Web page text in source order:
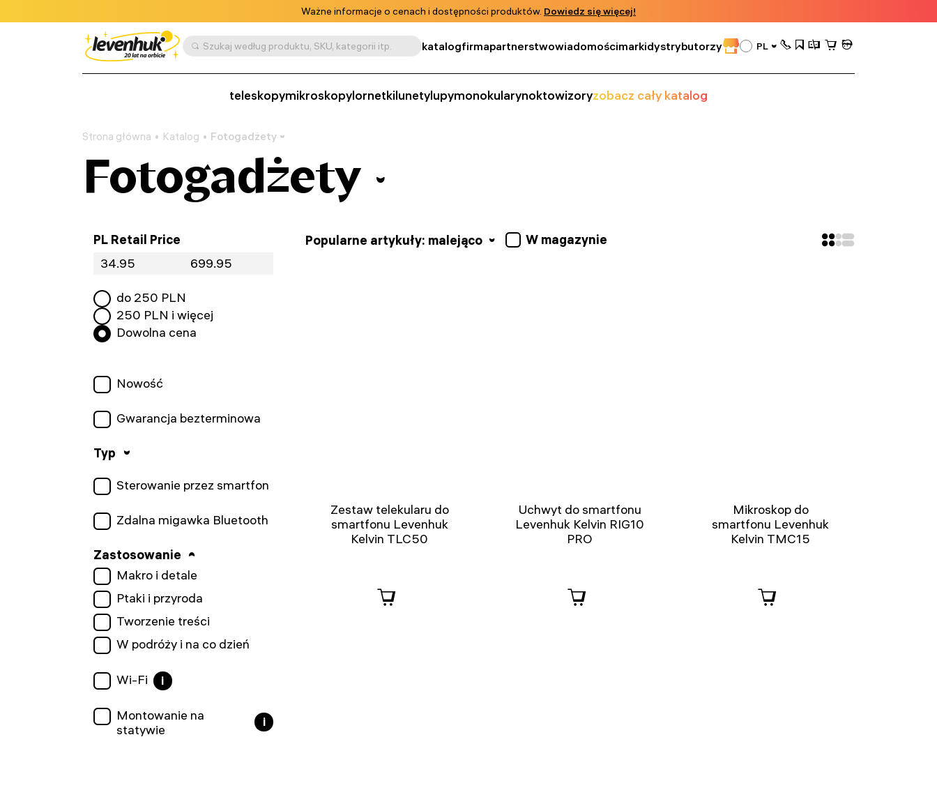
Ważne informacje o cenach i dostępności produktów. Dowiedz się więcej!
Szukaj według produktu, SKU, kategorii itp. katalogfirmapartnerstwowiadomościmarkidystrybutorzy PL
teleskopymikroskopylornetkilunetylupymonokularynoktowizoryzobacz cały katalog
Strona główna Katalog Fotogadżety
Fotogadżety
PL Retail Price
do 250 PLN
250 PLN i więcej
Dowolna cena
Nowość
Gwarancja bezterminowa
Typ
Sterowanie przez smartfon
Zdalna migawka Bluetooth
Zastosowanie
Makro i detale
Ptaki i przyroda
Tworzenie treści
W podróży i na co dzień
Wi-Fi i
Montowanie na
statywie
i
Popularne artykuły: malejąco W magazynie
Zestaw telekularu do
smartfonu Levenhuk
Kelvin TLC50
Uchwyt do smartfonu
Levenhuk Kelvin RIG10
PRO
Mikroskop do
smartfonu Levenhuk
Kelvin TMC15